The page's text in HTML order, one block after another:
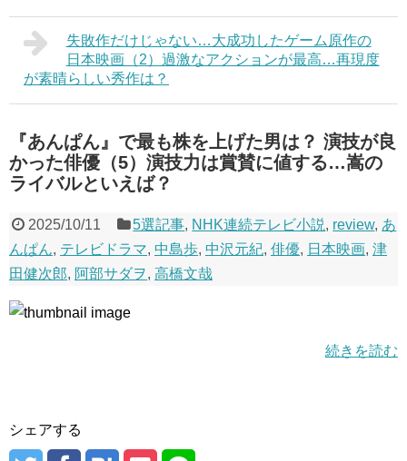
失敗作だけじゃない…大成功したゲーム原作の
日本映画（2）過激なアクションが最高…再現度
が素晴らしい秀作は？
『あんぱん』で最も株を上げた男は？ 演技が良
かった俳優（5）演技力は賞賛に値する…嵩の
ライバルといえば？
2025/10/11 5選記事, NHK連続テレビ小説, review, あ
んぱん, テレビドラマ, 中島歩, 中沢元紀, 俳優, 日本映画, 津
田健次郎, 阿部サダヲ, 高橋文哉
続きを読む
シェアする